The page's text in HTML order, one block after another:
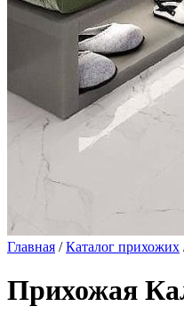
Главная /Каталог прихожих
Прихожая